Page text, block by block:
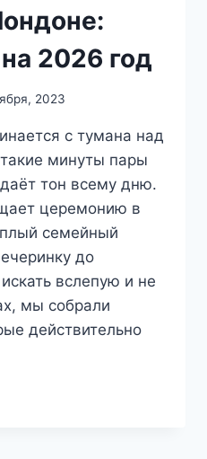
2026 год
2023
с тумана над
минуты пары
тон всему дню.
церемонию в
семейный
до
вслепую и не
мы собрали
действительно